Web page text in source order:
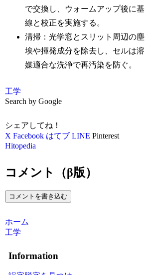
で交換し、ウォームアップ後に基
線と校正を実施する。
清掃：光学窓とスリット周辺の塵
埃や揮発成分を除去し、セルは溶
媒適合な洗浄で再汚染を防ぐ。
工学
Search by Google
シェアしてね！
X Facebook はてブ LINE Pinterest
Hitopedia
コメント（β版）
コメントを書き込む
ホーム
工学
Information